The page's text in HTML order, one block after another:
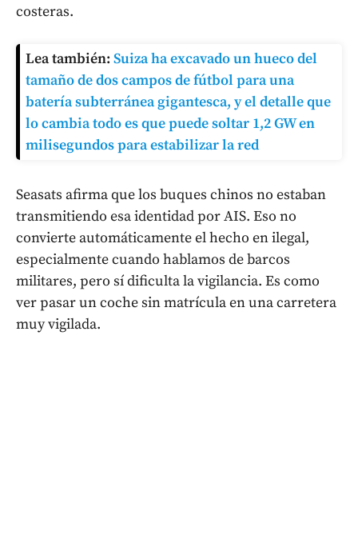
costeras.
Lea también: Suiza ha excavado un hueco del
tamaño de dos campos de fútbol para una
batería subterránea gigantesca, y el detalle que
lo cambia todo es que puede soltar 1,2 GW en
milisegundos para estabilizar la red
Seasats afirma que los buques chinos no estaban
transmitiendo esa identidad por AIS. Eso no
convierte automáticamente el hecho en ilegal,
especialmente cuando hablamos de barcos
militares, pero sí dificulta la vigilancia. Es como
ver pasar un coche sin matrícula en una carretera
muy vigilada.